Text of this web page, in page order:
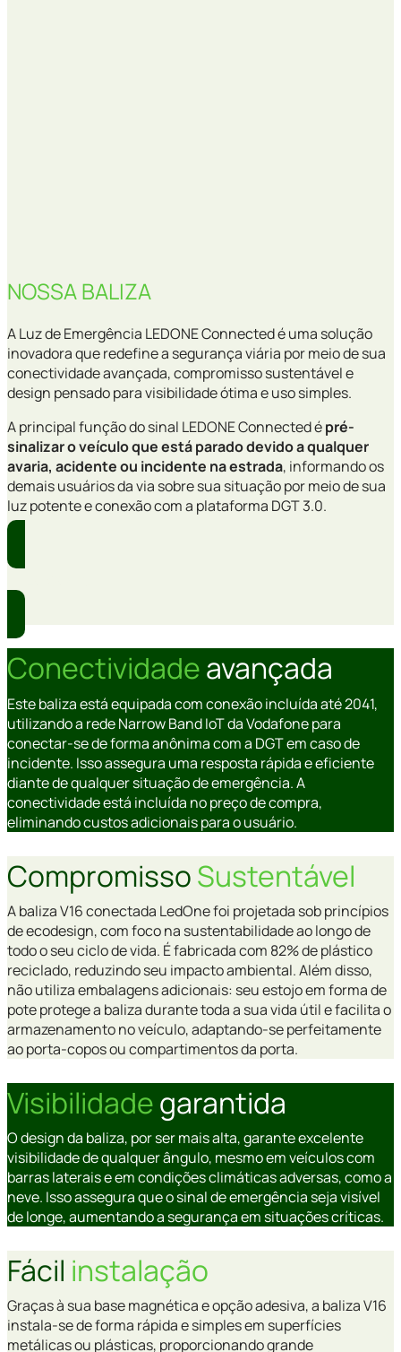
NOSSA BALIZA
A Luz de Emergência LEDONE Connected é uma solução
inovadora que redefine a segurança viária por meio de sua
conectividade avançada, compromisso sustentável e
design pensado para visibilidade ótima e uso simples.
A principal função do sinal LEDONE Connected épré-
sinalizar o veículo que está parado devido a qualquer
avaria, acidente ou incidente na estrada, informando os
demais usuários da via sobre sua situação por meio de sua
luz potente e conexão com a plataforma DGT 3.0.
Conectividadeavançada
Este baliza está equipada com conexão incluída até 2041,
utilizando a rede Narrow Band IoT da Vodafone para
conectar-se de forma anônima com a DGT em caso de
incidente. Isso assegura uma resposta rápida e eficiente
diante de qualquer situação de emergência. A
conectividade está incluída no preço de compra,
eliminando custos adicionais para o usuário.
CompromissoSustentável
A baliza V16 conectada LedOne foi projetada sob princípios
de ecodesign, com foco na sustentabilidade ao longo de
todo o seu ciclo de vida. É fabricada com 82% de plástico
reciclado, reduzindo seu impacto ambiental. Além disso,
não utiliza embalagens adicionais: seu estojo em forma de
pote protege a baliza durante toda a sua vida útil e facilita o
armazenamento no veículo, adaptando-se perfeitamente
ao porta-copos ou compartimentos da porta.
Visibilidadegarantida
O design da baliza, por ser mais alta, garante excelente
visibilidade de qualquer ângulo, mesmo em veículos com
barras laterais e em condições climáticas adversas, como a
neve. Isso assegura que o sinal de emergência seja visível
de longe, aumentando a segurança em situações críticas.
Fácil instalação
Graças à sua base magnética e opção adesiva, a baliza V16
instala-se de forma rápida e simples em superfícies
metálicas ou plásticas, proporcionando grande